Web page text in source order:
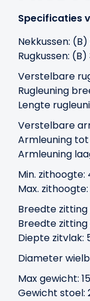
Specificaties
Nekkussen:
Rugkussen:
Verstelbare
Rugleuning
Lengte
Verstelbare
Armleuning
Armleuning
Min. zithoogte:
Max.
Breedte
Breedte zitting
Diepte zitvlak:
Diameter
Max gewicht:
Gewicht stoel: